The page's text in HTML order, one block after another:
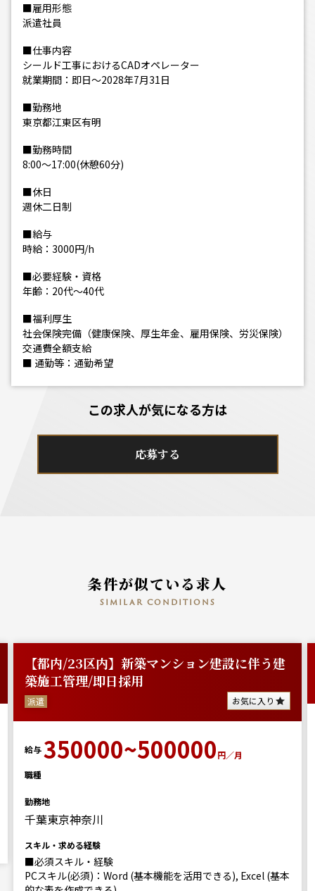
■雇用形態
派遣社員
■仕事内容
シールド工事におけるCADオペレーター
就業期間：即日～2028年7月31日
■勤務地
東京都江東区有明
■勤務時間
8:00～17:00(休憩60分)
■休日
週休二日制
■給与
時給：3000円/h
■必要経験・資格
年齢：20代～40代
■福利厚生
社会保険完備（健康保険、厚生年金、雇用保険、労災保険）
交通費全額支給
■ 通勤等：通勤希望
この求人が気になる方は
応募する
条件が似ている求人
similar conditions
【都内/23区内】新築マンション建設に伴う建
築施工管理/即日採用
派遣 お気に入り
給与350000~500000円／月
職種
勤務地
千葉東京神奈川
スキル・求める経験
■必須スキル・経験
PCスキル(必須)：Word (基本機能を活用できる), Excel (基本